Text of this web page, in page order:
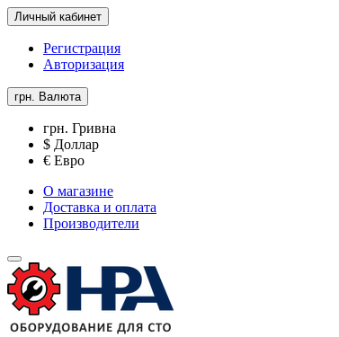
Личный кабинет
Регистрация
Авторизация
грн. Валюта
грн. Гривна
$ Доллар
€ Евро
О магазине
Доставка и оплата
Производители